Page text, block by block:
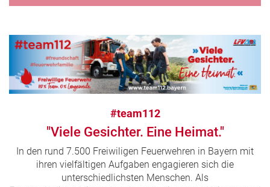
#team112
"Viele Gesichter. Eine Heimat."
In den rund 7.500 Freiwiligen Feuerwehren in Bayern mit
ihren vielfältigen Aufgaben engagieren sich die
unterschiedlichsten Menschen. Als